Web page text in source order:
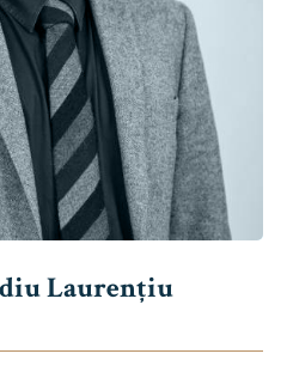
Laurențiu